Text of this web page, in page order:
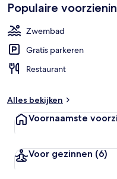
Populaire
Zwembad
Gratis parkeren
Restaurant
Alles bekijken
Voornaamste
Voor gezinnen (6)